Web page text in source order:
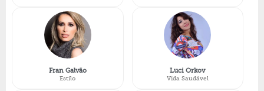
Fran Galvão
Estilo
Luci Orkov
Vida Saudável